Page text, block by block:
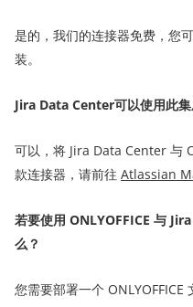
是的，我们的连接器免费，您
装。
Jira Data Center可以使用此集
可以，将 Jira Data Center 与
款连接器，请前往 Atlassian
若要使用 ONLYOFFICE 与
么？
您需要部署一个